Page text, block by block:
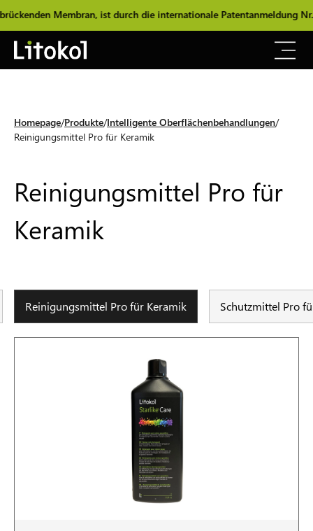
Membran, ist durch die internationale Patentanmeldung Nr.
Homepage Produkte Intelligente Oberflächenbehandlungen
Reinigungsmittel Pro für Keramik
Reinigungsmittel Pro für
Keramik
Reinigungsmittel Pro für Keramik Schutzmittel Pro